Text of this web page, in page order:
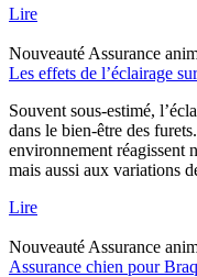
Lire
Nouveauté Assurance
Les effets de l’éclairage
Souvent sous-estimé,
dans le bien-être des
environnement réagissent
mais aussi aux variations
Lire
Nouveauté Assurance
Assurance chien pour